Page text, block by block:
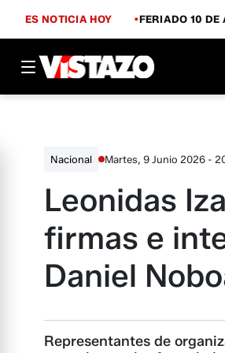
ES NOTICIA HOY FERIADO 10 DE
Nacional Martes, 9 Junio 2026 -
Leonidas
firmas e
Daniel
Representantes de